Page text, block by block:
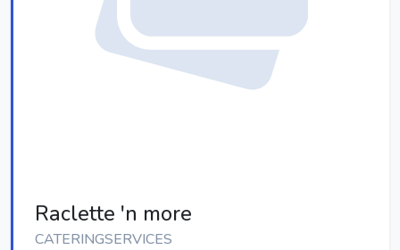
Raclette 'n more
CATERINGSERVICES